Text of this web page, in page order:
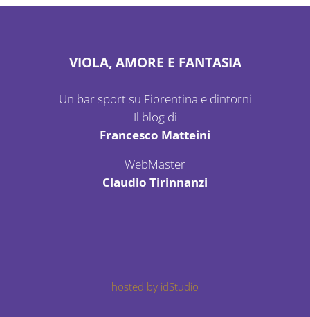
VIOLA, AMORE E FANTASIA
Un bar sport su Fiorentina e dintorni
Il blog di
Francesco Matteini
WebMaster
Claudio Tirinnanzi
hosted by idStudio